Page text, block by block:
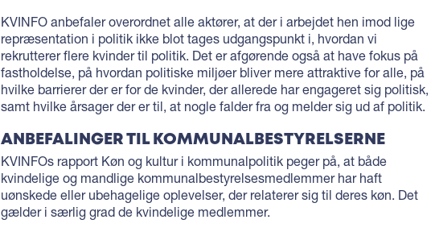
KVINFO anbefaler overordnet alle aktører, at der i arbejdet hen imod lige
repræsentation i politik ikke blot tages udgangspunkt i, hvordan vi
rekrutterer flere kvinder til politik. Det er afgørende også at have fokus på
fastholdelse, på hvordan politiske miljøer bliver mere attraktive for alle, på
hvilke barrierer der er for de kvinder, der allerede har engageret sig politisk,
samt hvilke årsager der er til, at nogle falder fra og melder sig ud af politik.
ANBEFALINGER TIL KOMMUNALBESTYRELSERNE
KVINFOs rapport Køn og kultur i kommunalpolitik peger på, at både
kvindelige og mandlige kommunalbestyrelsesmedlemmer har haft
uønskede eller ubehagelige oplevelser, der relaterer sig til deres køn. Det
gælder i særlig grad de kvindelige medlemmer.